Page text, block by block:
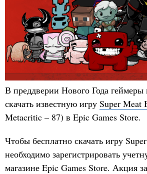
В преддверии Нового Года геймеры
скачать известную игру Super Meat
Metacritic – 87) в Epic Games Store.
Чтобы бесплатно скачать игру
необходимо зарегистрировать
магазине Epic Games Store. Акция